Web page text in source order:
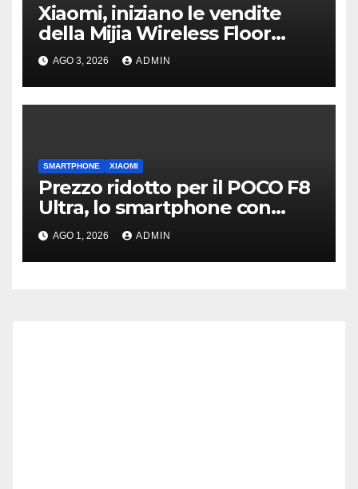
Xiaomi, iniziano le vendite
della Mijia Wireless Floor
Cleaner 5C
AGO 3, 2026 ADMIN
SMARTPHONE XIAOMI
Prezzo ridotto per il POCO F8
Ultra, lo smartphone con
subwoofer Bose sul retro
AGO 1, 2026 ADMIN